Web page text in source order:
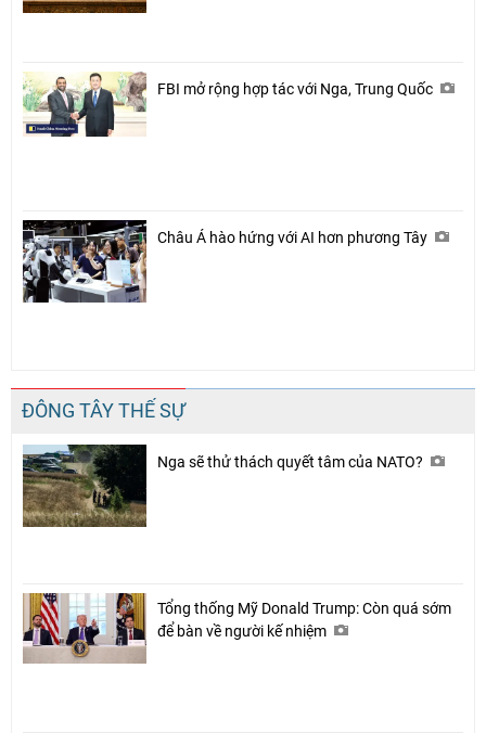
Facebook
FBI mở rộng hợp tác với Nga, Trung Quốc
Châu Á hào hứng với AI hơn phương Tây
ĐÔNG TÂY THẾ SỰ
Nga sẽ thử thách quyết tâm của NATO?
Tổng thống Mỹ Donald Trump: Còn quá sớm
để bàn về người kế nhiệm